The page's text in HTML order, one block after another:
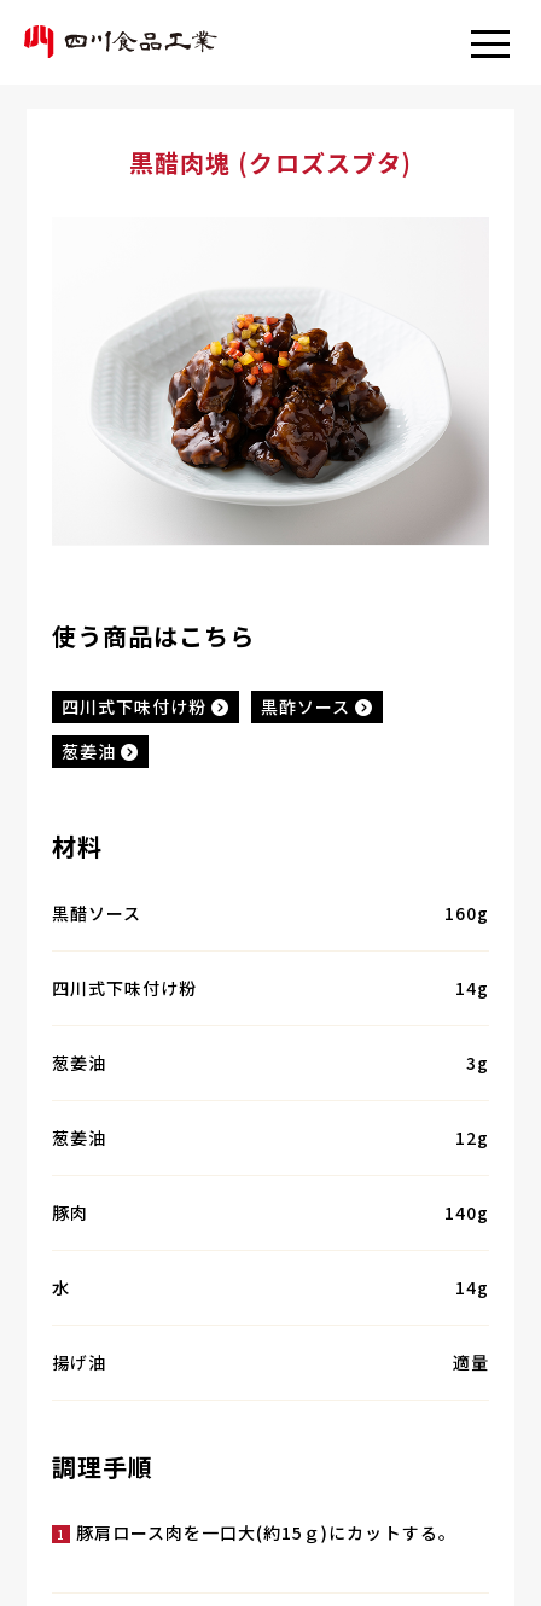
黒醋肉塊 (クロズスブタ)
使う商品はこちら
四川式下味付け粉
黒酢ソース
葱姜油
材料
黒醋ソース 160g
四川式下味付け粉 14g
葱姜油 3g
葱姜油 12g
豚肉 140g
水 14g
揚げ油 適量
調理手順
豚肩ロース肉を一口大(約15ｇ)にカットする。